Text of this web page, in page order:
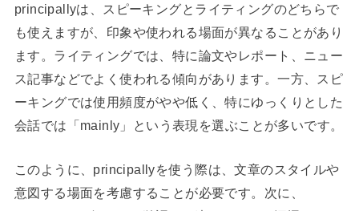
principallyは、スピーキングとライティングのどちらで
も使えますが、印象や使われる場面が異なることがあり
ます。ライティングでは、特に論文やレポート、ニュー
ス記事などでよく使われる傾向があります。一方、スピ
ーキングでは使用頻度がやや低く、特にゆっくりとした
会話では「mainly」という表現を選ぶことが多いです。
このように、principallyを使う際は、文章のスタイルや
意図する場面を考慮することが必要です。次に、